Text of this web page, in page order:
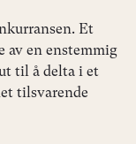
Et
av en enstemmig
til å delta i et
tilsvarende